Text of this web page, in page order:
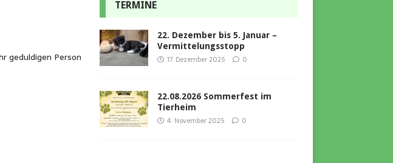
geduldigen Person
TERMINE
22. Dezember bis 5. Januar –
Vermittelungsstopp
17. Dezember 2025 0
22.08.2026 Sommerfest im
Tierheim
4. November 2025 0